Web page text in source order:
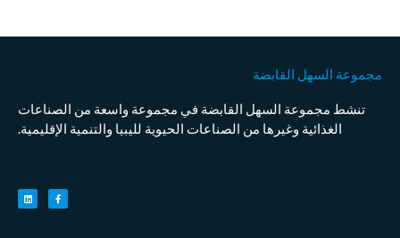
مجموعة السهل القابضة
تنشط مجموعة السهل القابضة في مجموعة واسعة من الصناعات
الغذائية وغيرها من الصناعات الحيوية لليبيا والتنمية الإقليمية.